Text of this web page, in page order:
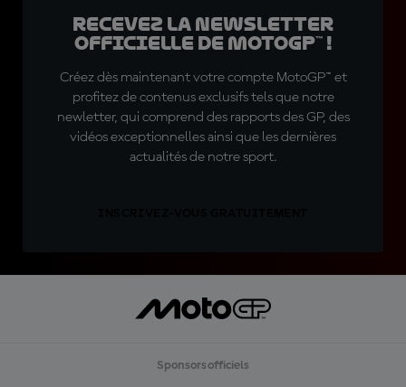
Recevez la Newsletter
officielle de MotoGP™ !
Créez dès maintenant votre compte MotoGP™ et
profitez de contenus exclusifs tels que notre
newletter, qui comprend des rapports des GP, des
vidéos exceptionnelles ainsi que les dernières
actualités de notre sport.
Sponsors officiels